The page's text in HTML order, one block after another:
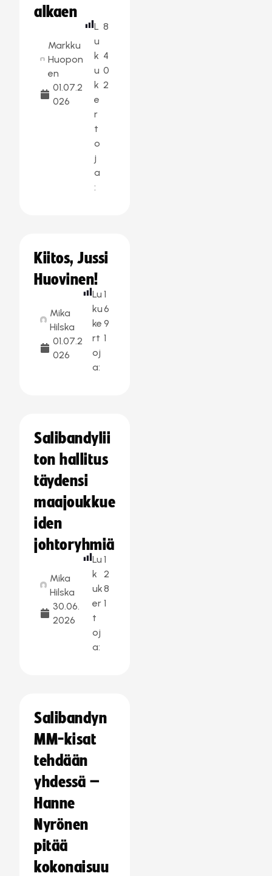
alkaen
Markku
Huopon
en
01.07.2
026
L
u
k
u
k
e
r
t
o
j
a
:
8
4
0
2
Kiitos, Jussi
Huovinen!
Mika
Hilska
01.07.2
026
Lu
ku
ke
rt
oj
a:
1
6
9
1
Salibandylii
ton hallitus
täydensi
maajoukkue
iden
johtoryhmiä
Mika
Hilska
30.06.
2026
Lu
k
uk
er
t
oj
a:
1
2
8
1
Salibandyn
MM-kisat
tehdään
yhdessä –
Hanne
Nyrönen
pitää
kokonaisuu